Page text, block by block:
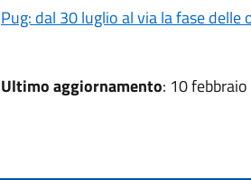
Pug: dal 30 luglio al via la fase
Ultimo aggiornamento: 10